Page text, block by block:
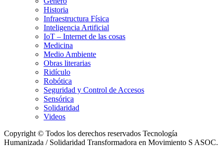
Historia
Infraestructura Física
Inteligencia Artificial
IoT – Internet de las cosas
Medicina
Medio Ambiente
Obras literarias
Ridículo
Robótica
Seguridad y Control de Accesos
Sensórica
Solidaridad
Videos
Copyright © Todos los derechos reservados Tecnología
Humanizada / Solidaridad Transformadora en Movimiento S ASOC.